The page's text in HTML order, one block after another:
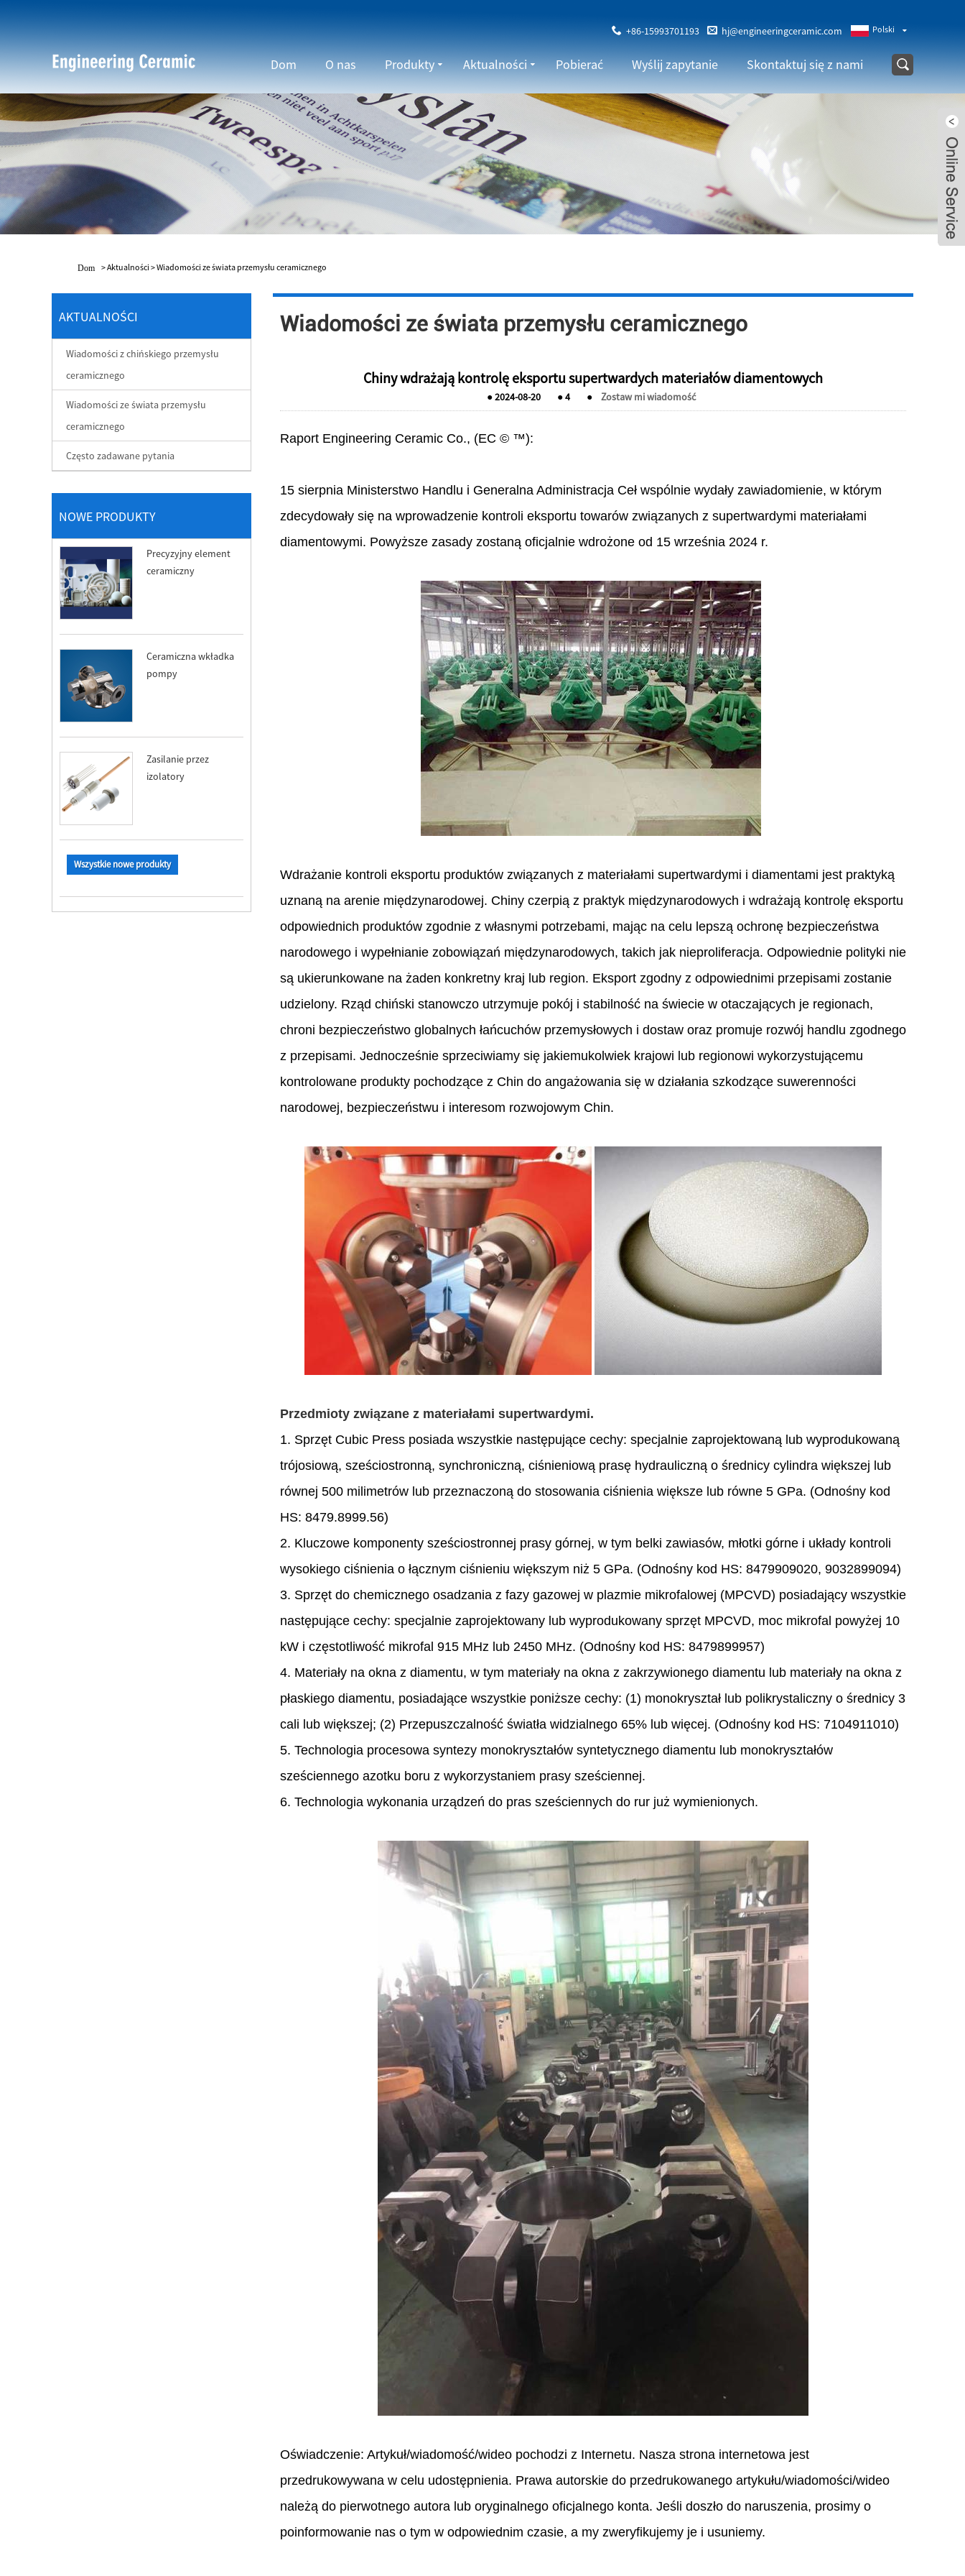
Polski
+86-15993701193 hj@engineeringceramic.com
Dom O nas Produkty Aktualności Pobierać Wyślij zapytanie Skontaktuj się z nami
Dom >Aktualności >Wiadomości ze świata przemysłu ceramicznego
AKTUALNOŚCI
Wiadomości z chińskiego przemysłu
ceramicznego
Wiadomości ze świata przemysłu
ceramicznego
Często zadawane pytania
NOWE PRODUKTY
Precyzyjny element
ceramiczny
Ceramiczna wkładka
pompy
Zasilanie przez
izolatory
Wszystkie nowe produkty
Wiadomości ze świata przemysłu ceramicznego
Chiny wdrażają kontrolę eksportu supertwardych materiałów diamentowych
●2024-08-20 ●4 ● Zostaw mi wiadomość
Raport Engineering Ceramic Co., (EC © ™):
15 sierpnia Ministerstwo Handlu i Generalna Administracja Ceł ​​wspólnie wydały zawiadomienie, w którym
zdecydowały się na wprowadzenie kontroli eksportu towarów związanych z supertwardymi materiałami
diamentowymi. Powyższe zasady zostaną oficjalnie wdrożone od 15 września 2024 r.
Wdrażanie kontroli eksportu produktów związanych z materiałami supertwardymi i diamentami jest praktyką
uznaną na arenie międzynarodowej. Chiny czerpią z praktyk międzynarodowych i wdrażają kontrolę eksportu
odpowiednich produktów zgodnie z własnymi potrzebami, mając na celu lepszą ochronę bezpieczeństwa
narodowego i wypełnianie zobowiązań międzynarodowych, takich jak nieproliferacja. Odpowiednie polityki nie
są ukierunkowane na żaden konkretny kraj lub region. Eksport zgodny z odpowiednimi przepisami zostanie
udzielony. Rząd chiński stanowczo utrzymuje pokój i stabilność na świecie w otaczających je regionach,
chroni bezpieczeństwo globalnych łańcuchów przemysłowych i dostaw oraz promuje rozwój handlu zgodnego
z przepisami. Jednocześnie sprzeciwiamy się jakiemukolwiek krajowi lub regionowi wykorzystującemu
kontrolowane produkty pochodzące z Chin do angażowania się w działania szkodzące suwerenności
narodowej, bezpieczeństwu i interesom rozwojowym Chin.
Przedmioty związane z materiałami supertwardymi.
1. Sprzęt Cubic Press posiada wszystkie następujące cechy: specjalnie zaprojektowaną lub wyprodukowaną
trójosiową, sześciostronną, synchroniczną, ciśnieniową prasę hydrauliczną o średnicy cylindra większej lub
równej 500 milimetrów lub przeznaczoną do stosowania ciśnienia większe lub równe 5 GPa. (Odnośny kod
HS: 8479.8999.56)
2. Kluczowe komponenty sześciostronnej prasy górnej, w tym belki zawiasów, młotki górne i układy kontroli
wysokiego ciśnienia o łącznym ciśnieniu większym niż 5 GPa. (Odnośny kod HS: 8479909020, 9032899094)
3. Sprzęt do chemicznego osadzania z fazy gazowej w plazmie mikrofalowej (MPCVD) posiadający wszystkie
następujące cechy: specjalnie zaprojektowany lub wyprodukowany sprzęt MPCVD, moc mikrofal powyżej 10
kW i częstotliwość mikrofal 915 MHz lub 2450 MHz. (Odnośny kod HS: 8479899957)
4. Materiały na okna z diamentu, w tym materiały na okna z zakrzywionego diamentu lub materiały na okna z
płaskiego diamentu, posiadające wszystkie poniższe cechy: (1) monokryształ lub polikrystaliczny o średnicy 3
cali lub większej; (2) Przepuszczalność światła widzialnego 65% lub więcej. (Odnośny kod HS: 7104911010)
5. Technologia procesowa syntezy monokryształów syntetycznego diamentu lub monokryształów
sześciennego azotku boru z wykorzystaniem prasy sześciennej.
6. Technologia wykonania urządzeń do pras sześciennych do rur już wymienionych.
Oświadczenie: Artykuł/wiadomość/wideo pochodzi z Internetu. Nasza strona internetowa jest
przedrukowywana w celu udostępnienia. Prawa autorskie do przedrukowanego artykułu/wiadomości/wideo
należą do pierwotnego autora lub oryginalnego oficjalnego konta. Jeśli doszło do naruszenia, prosimy o
poinformowanie nas o tym w odpowiednim czasie, a my zweryfikujemy je i usuniemy.